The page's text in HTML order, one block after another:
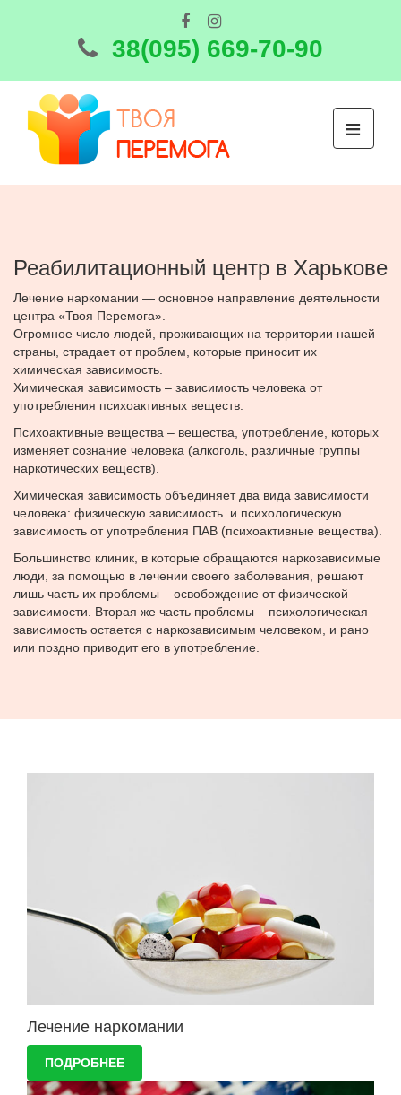
38(095) 669-70-90
≡
Реабилитационный центр в Харькове
Лечение наркомании — основное направление деятельности
центра «Твоя Перемога».
Огромное число людей, проживающих на территории нашей
страны, страдает от проблем, которые приносит их
химическая зависимость.
Химическая зависимость – зависимость человека от
употребления психоактивных веществ.
Психоактивные вещества – вещества, употребление, которых
изменяет сознание человека (алкоголь, различные группы
наркотических веществ).
Химическая зависимость объединяет два вида зависимости
человека: физическую зависимость и психологическую
зависимость от употребления ПАВ (психоактивные вещества).
Большинство клиник, в которые обращаются наркозависимые
люди, за помощью в лечении своего заболевания, решают
лишь часть их проблемы – освобождение от физической
зависимости. Вторая же часть проблемы – психологическая
зависимость остается с наркозависимым человеком, и рано
или поздно приводит его в употребление.
Лечение наркомании
ПОДРОБНЕЕ